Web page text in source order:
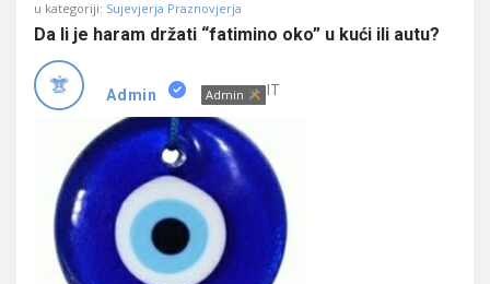
u kategoriji: Sujevjerja Praznovjerja
Da li je haram držati “fatimino oko” u kući ili autu?
Admin Admin IT